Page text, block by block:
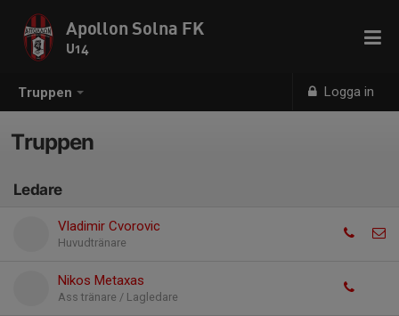
Truppen Logga in
Apollon Solna FK
U14
Truppen
Ledare
Vladimir Cvorovic
Huvudtränare
Nikos Metaxas
Ass tränare / Lagledare